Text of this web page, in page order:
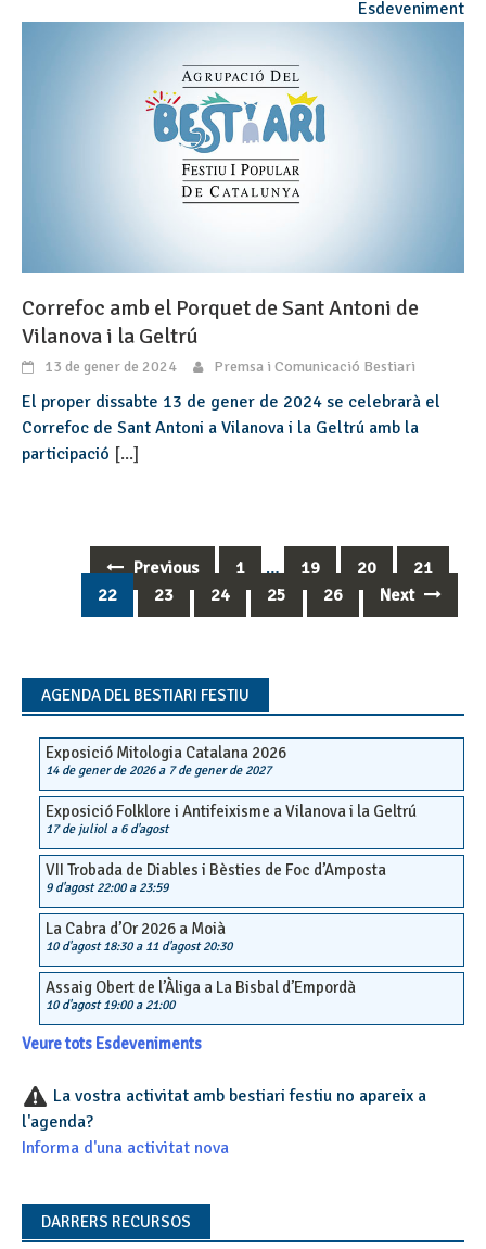
Esdeveniment
Correfoc amb el Porquet de Sant Antoni de
Vilanova i la Geltrú
13 de gener de 2024 Premsa i Comunicació Bestiari
El proper dissabte 13 de gener de 2024 se celebrarà el
Correfoc de Sant Antoni a Vilanova i la Geltrú amb la
participació [...]
navigation
Previous 1 … 19 20
21
22
23 24 25 26 Next
AGENDA DEL BESTIARI FESTIU
Exposició Mitologia Catalana 2026
14 de gener de 2026a 7 de gener de 2027
Exposició Folklore i Antifeixisme a Vilanova i la Geltrú
17 de juliola 6 d'agost
VII Trobada de Diables i Bèsties de Foc d’Amposta
9 d'agost 22:00a 23:59
La Cabra d’Or 2026 a Moià
10 d'agost 18:30a 11 d'agost 20:30
Assaig Obert de l’Àliga a La Bisbal d’Empordà
10 d'agost 19:00a 21:00
Veure tots Esdeveniments
La vostra activitat amb bestiari festiu no apareix a
l'agenda?
Informa d'una activitat nova
DARRERS RECURSOS